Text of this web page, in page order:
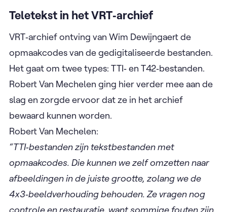
Teletekst in het VRT‑archief
VRT‑archief ontving van Wim Dewijngaert de
opmaakcodes van de gedigitaliseerde bestanden.
Het gaat om twee types: TTI‑ en T42‑bestanden.
Robert Van Mechelen ging hier verder mee aan de
slag en zorgde ervoor dat ze in het archief
bewaard kunnen worden.
Robert Van Mechelen:
“TTI‑bestanden zijn tekstbestanden met
opmaakcodes. Die kunnen we zelf omzetten naar
afbeeldingen in de juiste grootte, zolang we de
4x3‑beeldverhouding behouden. Ze vragen nog
controle en restauratie, want sommige fouten zijn